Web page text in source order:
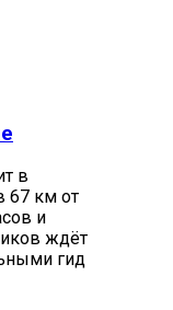
в
67 км от
и
ждёт
гид